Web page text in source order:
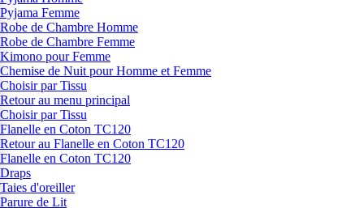
Pyjama Femme
Robe de Chambre Homme
Robe de Chambre Femme
Kimono pour Femme
Chemise de Nuit pour Homme et Femme
Choisir par Tissu
Retour au menu principal
Choisir par Tissu
Flanelle en Coton TC120
Retour au Flanelle en Coton TC120
Flanelle en Coton TC120
Draps
Taies d'oreiller
Parure de Lit